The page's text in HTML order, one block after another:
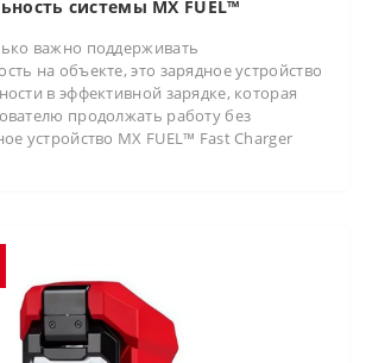
системы MX FUEL™
важно поддерживать
на объекте, это зарядное устройство
в эффективной зарядке, которая
продолжать работу без
устройство MX FUEL™ Fast Charger